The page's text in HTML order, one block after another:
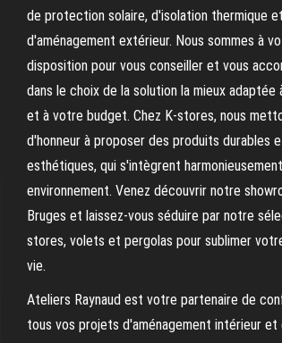
de protection solaire, d'isolation thermique et
d'aménagement extérieur. Nous sommes à
disposition pour vous conseiller et vous
dans le choix de la solution la mieux adaptée
et à votre budget. Chez K-stores, nous
d'honneur à proposer des produits durables
esthétiques, qui s'intègrent
environnement. Venez découvrir notre
Bruges et laissez-vous séduire par notre
stores, volets et pergolas pour sublimer
vie.
Ateliers Raynaud est votre partenaire de
tous vos projets d'aménagement intérieur et